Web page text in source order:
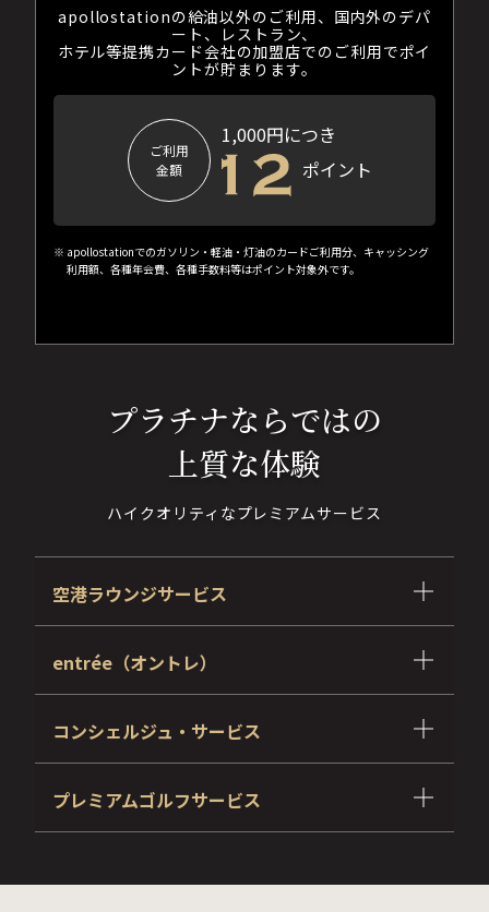
apollostationの給油以外のご利用、国内外のデパ
ート、レストラン、
ホテル等提携カード会社の加盟店でのご利用でポイ
ントが貯まります。
ご利用
金額
1,000円につき
ポイント
apollostationでのガソリン・軽油・灯油のカードご利用分、キャッシング
利用額、各種年会費、各種手数料等はポイント対象外です。
プラチナならではの
上質な体験
ハイクオリティなプレミアムサービス
空港ラウンジサービス
entrée（オントレ）
コンシェルジュ・サービス
プレミアムゴルフサービス